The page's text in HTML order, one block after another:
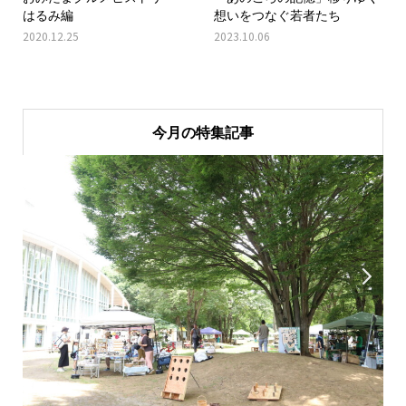
はるみ編
2020.12.25
想いをつなぐ若者たち
2023.10.06
今月の特集記事
 